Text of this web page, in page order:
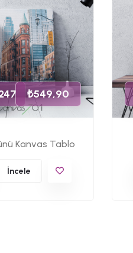
₺549,90
Kanvas Tablo
İncele